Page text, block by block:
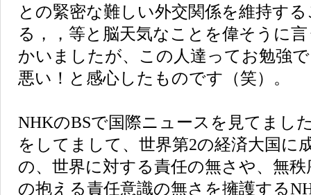
との緊密な難しい外交関係を維持す
る，，等と脳天気なことを偉そうに
かいましたが、この人達ってお勉強
悪い！と感心したものです（笑）。
NHKのBSで国際ニュースを見てまし
をしてまして、世界第2の経済大国に
の、世界に対する責任の無さや、無
の抱える責任意識の無さを擁護する